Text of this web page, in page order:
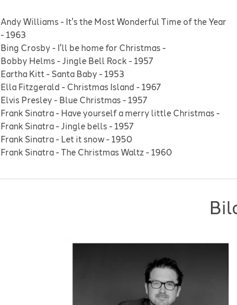
Andy Williams- It's the Most Wonderful Time of the Year
-1963
Bing Crosby- I'll be home for Christmas-
Bobby Helms-Jingle Bell Rock-1957
Eartha Kitt- Santa Baby-1953
Ella Fitzgerald - Christmas Island -1967
Elvis Presley- Blue Christmas-1957
Frank Sinatra- Have yourself a merry little Christmas-
Frank Sinatra-Jingle bells-1957
Frank Sinatra- Let it snow-1950
Frank Sinatra-The Christmas Waltz-1960